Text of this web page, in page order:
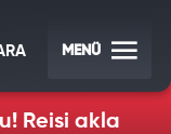
MENÜ
Reisi akla